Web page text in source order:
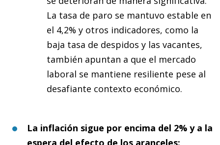
La tasa de paro se mantuvo estable en
el 4,2% y otros indicadores, como la
baja tasa de despidos y las vacantes,
también apuntan a que el mercado
laboral se mantiene resiliente pese al
desafiante contexto económico.
La inflación sigue por encima del 2% y a la
espera del efecto de los aranceles: